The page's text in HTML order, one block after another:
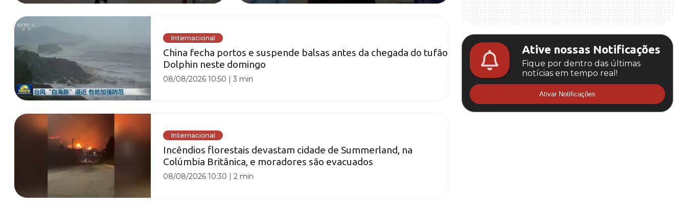
Internacional
China fecha portos e suspende balsas antes da chegada do tufão
Dolphin neste domingo
08/08/2026 10:50 |3 min
Internacional
Incêndios florestais devastam cidade de Summerland, na
Colúmbia Britânica, e moradores são evacuados
08/08/2026 10:30 |2 min
Ative nossas Notificações
Fique por dentro das últimas
notícias em tempo real!
Ativar Notificações